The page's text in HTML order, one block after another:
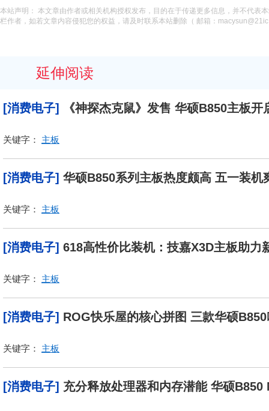
本站声明： 本文章由作者或相关机构授权发布，目的在于传递更多信息，并不代表
栏作者，如若文章内容侵犯您的权益，请及时联系本站删除（ 邮箱：
延伸阅读
[消费电子] 《神探杰克鼠》发售 华硕B850主板开
关键字： 主板
[消费电子] 华硕B850系列主板热度颇高 五一装机
关键字： 主板
[消费电子] 618高性价比装机：技嘉X3D主板助力
关键字： 主板
[消费电子] ROG快乐屋的核心拼图 三款华硕
关键字： 主板
[消费电子] 充分释放处理器和内存潜能 华硕B850